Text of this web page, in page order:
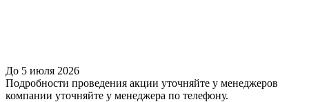
До 5 июля 2026
Подробности проведения акции уточняйте у менеджеров
компании уточняйте у менеджера по телефону.